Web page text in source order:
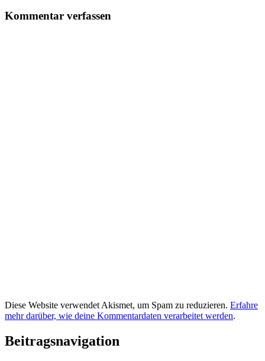
Kommentar verfassen
Diese Website verwendet Akismet, um Spam zu reduzieren. Erfahre
mehr darüber, wie deine Kommentardaten verarbeitet werden.
Beitragsnavigation